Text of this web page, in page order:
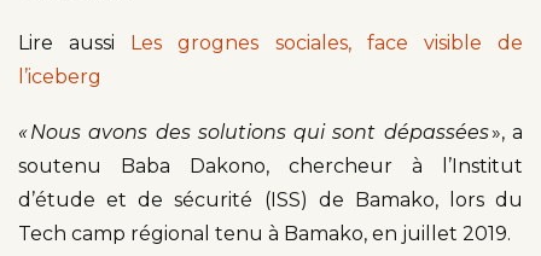
Lire aussi Les grognes sociales, face visible de
l’iceberg
« Nous avons des solutions qui sont dépassées», a
soutenu Baba Dakono, chercheur à l’Institut
d’étude et de sécurité (ISS) de Bamako, lors du
Tech camp régional tenu à Bamako, en juillet 2019.